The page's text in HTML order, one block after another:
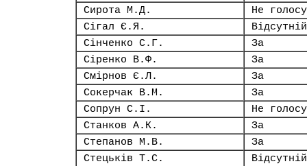
Сирота М.Д.
Не
Сігал Є.Я.
Відсутній
Сінченко С.Г.
За
Сіренко В.Ф.
За
Смірнов Є.Л.
За
Сокерчак В.М.
За
Сопрун С.І.
Не
Станков А.К.
За
Степанов М.В.
За
Стецьків Т.С.
Відсутній